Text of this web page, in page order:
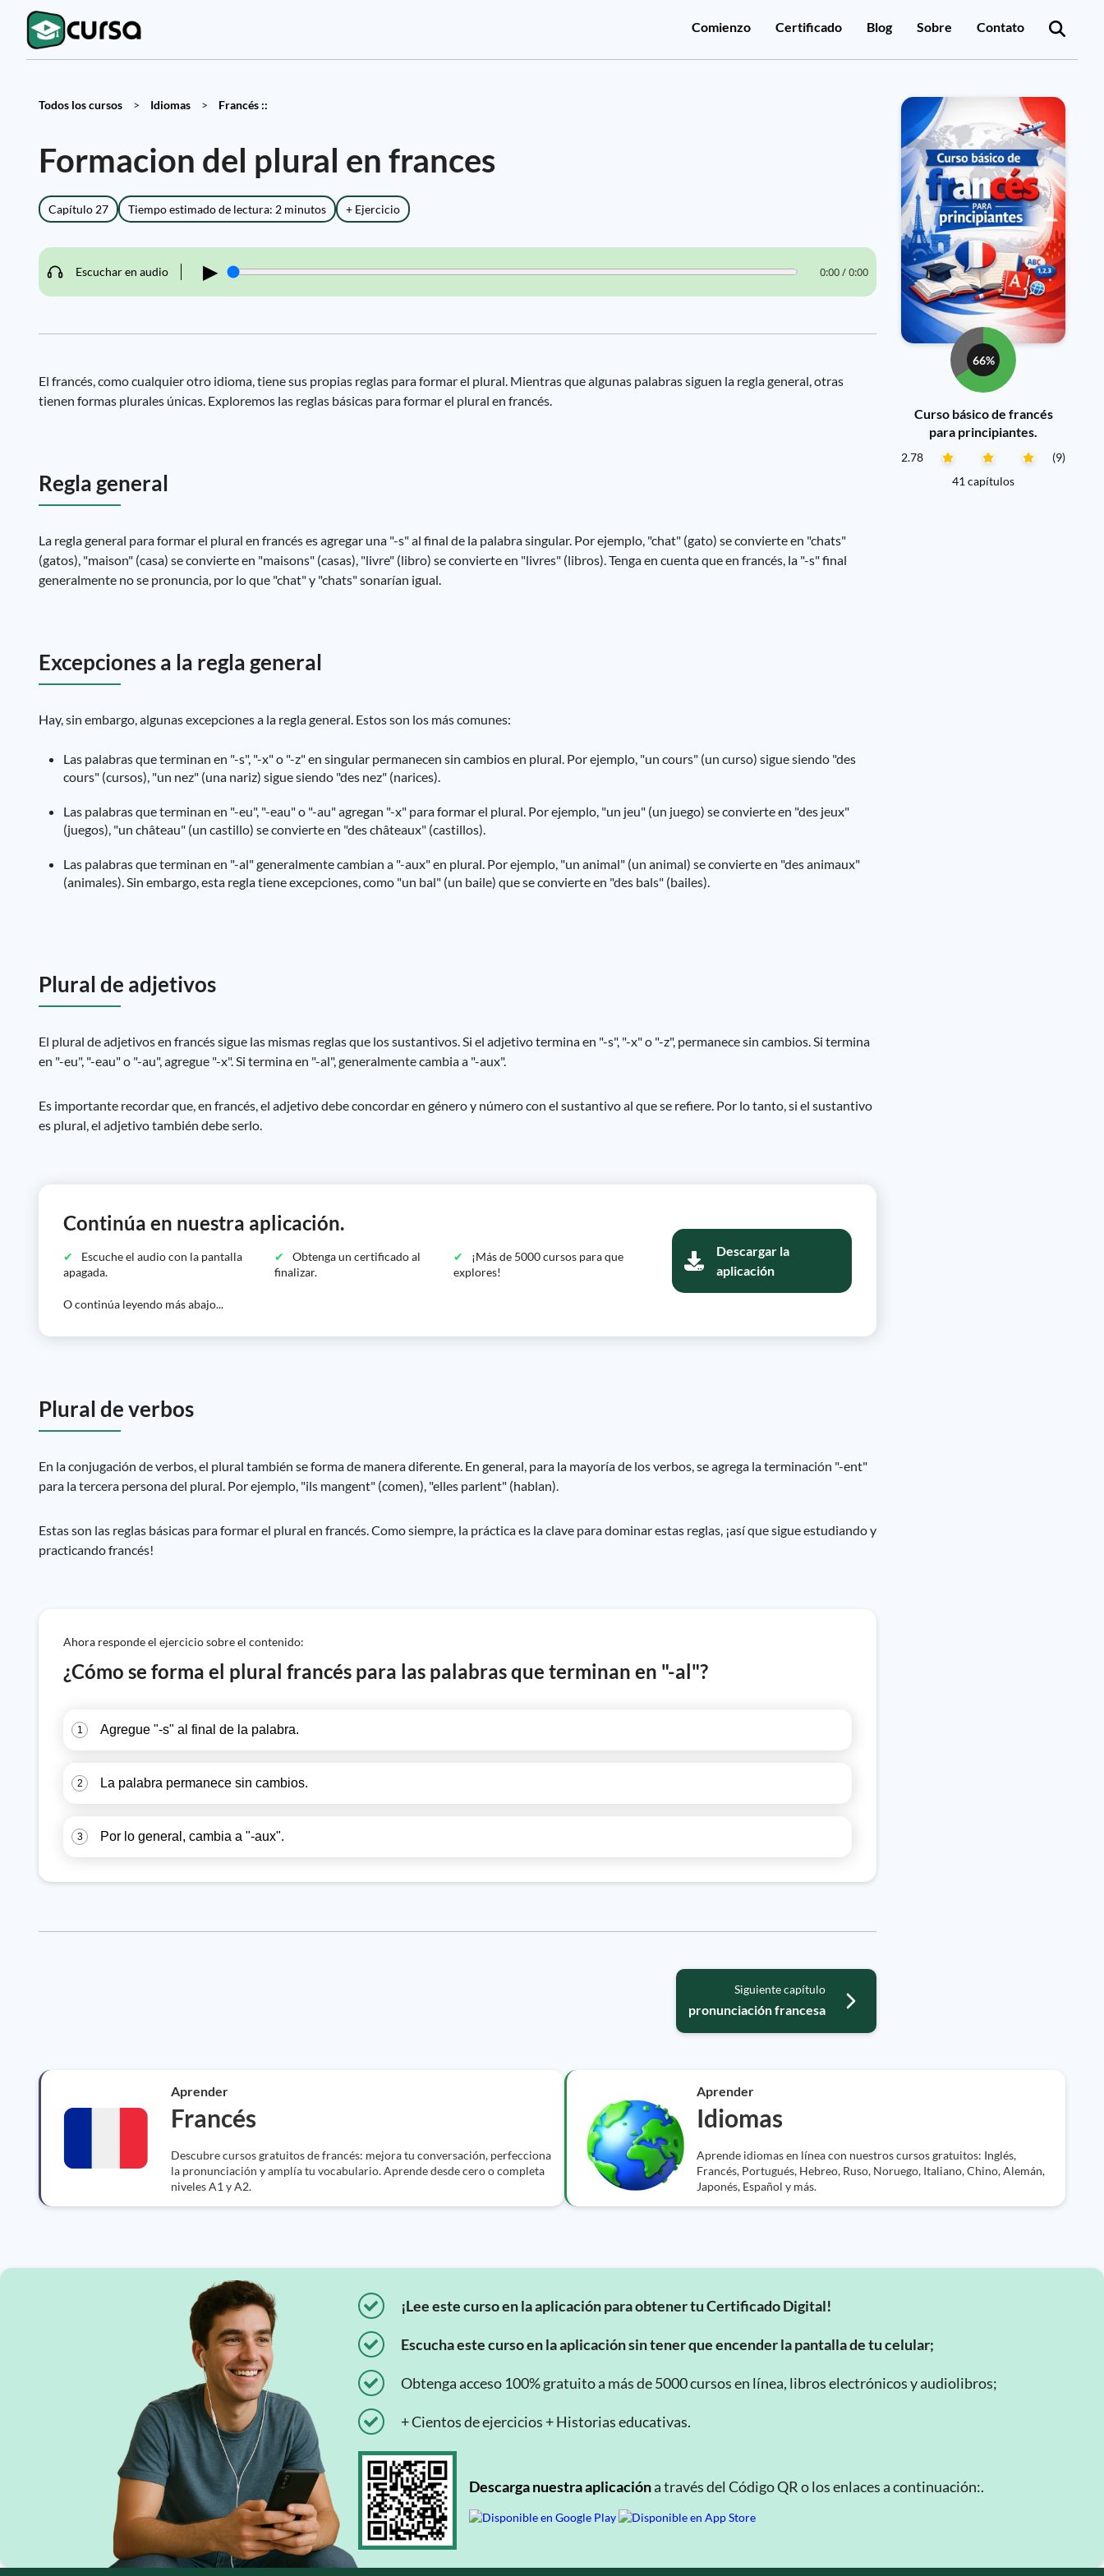
Comienzo Certificado Blog Sobre Contato
Todos los cursos > Idiomas > Francés ::
Formacion del plural en frances
Capítulo 27 Tiempo estimado de lectura: 2 minutos + Ejercicio
Escuchar en audio ▶ 0:00 / 0:00
El francés, como cualquier otro idioma, tiene sus propias reglas para formar el plural. Mientras que algunas palabras siguen la regla general, otras
tienen formas plurales únicas. Exploremos las reglas básicas para formar el plural en francés.
Regla general
La regla general para formar el plural en francés es agregar una "-s" al final de la palabra singular. Por ejemplo, "chat" (gato) se convierte en "chats"
(gatos), "maison" (casa) se convierte en "maisons" (casas), "livre" (libro) se convierte en "livres" (libros). Tenga en cuenta que en francés, la "-s" final
generalmente no se pronuncia, por lo que "chat" y "chats" sonarían igual.
Excepciones a la regla general
Hay, sin embargo, algunas excepciones a la regla general. Estos son los más comunes:
Las palabras que terminan en "-s", "-x" o "-z" en singular permanecen sin cambios en plural. Por ejemplo, "un cours" (un curso) sigue siendo "des
cours" (cursos), "un nez" (una nariz) sigue siendo "des nez" (narices).
Las palabras que terminan en "-eu", "-eau" o "-au" agregan "-x" para formar el plural. Por ejemplo, "un jeu" (un juego) se convierte en "des jeux"
(juegos), "un château" (un castillo) se convierte en "des châteaux" (castillos).
Las palabras que terminan en "-al" generalmente cambian a "-aux" en plural. Por ejemplo, "un animal" (un animal) se convierte en "des animaux"
(animales). Sin embargo, esta regla tiene excepciones, como "un bal" (un baile) que se convierte en "des bals" (bailes).
Plural de adjetivos
El plural de adjetivos en francés sigue las mismas reglas que los sustantivos. Si el adjetivo termina en "-s", "-x" o "-z", permanece sin cambios. Si termina
en "-eu", "-eau" o "-au", agregue "-x". Si termina en "-al", generalmente cambia a "-aux".
Es importante recordar que, en francés, el adjetivo debe concordar en género y número con el sustantivo al que se refiere. Por lo tanto, si el sustantivo
es plural, el adjetivo también debe serlo.
Continúa en nuestra aplicación.
Escuche el audio con la pantalla
apagada.
Obtenga un certificado al
finalizar.
¡Más de 5000 cursos para que
explores!
O continúa leyendo más abajo...
Descargar la
aplicación
Plural de verbos
En la conjugación de verbos, el plural también se forma de manera diferente. En general, para la mayoría de los verbos, se agrega la terminación "-ent"
para la tercera persona del plural. Por ejemplo, "ils mangent" (comen), "elles parlent" (hablan).
Estas son las reglas básicas para formar el plural en francés. Como siempre, la práctica es la clave para dominar estas reglas, ¡así que sigue estudiando y
practicando francés!
Ahora responde el ejercicio sobre el contenido:
¿Cómo se forma el plural francés para las palabras que terminan en "-al"?
1 Agregue "-s" al final de la palabra.
2 La palabra permanece sin cambios.
3 Por lo general, cambia a "-aux".
Siguiente capítulo
pronunciación francesa
66%
Curso básico de francés
para principiantes.
2.78
(9)
41 capítulos
Aprender
Francés
Descubre cursos gratuitos de francés: mejora tu conversación, perfecciona
la pronunciación y amplía tu vocabulario. Aprende desde cero o completa
niveles A1 y A2.
Aprender
Idiomas
Aprende idiomas en línea con nuestros cursos gratuitos: Inglés,
Francés, Portugués, Hebreo, Ruso, Noruego, Italiano, Chino, Alemán,
Japonés, Español y más.
¡Lee este curso en la aplicación para obtener tu Certificado Digital!
Escucha este curso en la aplicación sin tener que encender la pantalla de tu celular;
Obtenga acceso 100% gratuito a más de 5000 cursos en línea, libros electrónicos y audiolibros;
+ Cientos de ejercicios + Historias educativas.
Descarga nuestra aplicacióna través del Código QR o los enlaces a continuación:.